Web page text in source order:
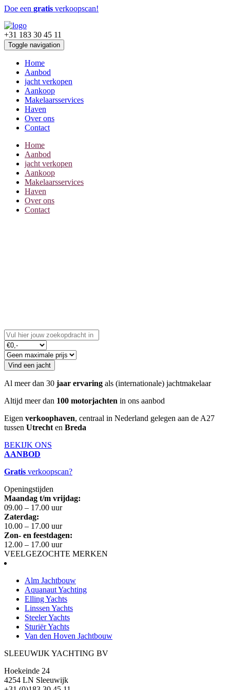
Doe een gratis verkoopscan!
+31 183 30 45 11
Toggle navigation
Home
Aanbod
jacht verkopen
Aankoop
Makelaarsservices
Haven
Over ons
Contact
Home
Aanbod
jacht verkopen
Aankoop
Makelaarsservices
Haven
Over ons
Contact
Vind een jacht
Al meer dan 30 jaar ervaring als (internationale) jachtmakelaar
Altijd meer dan 100 motorjachten in ons aanbod
Eigen verkoophaven, centraal in Nederland gelegen aan de A27
tussen Utrecht en Breda
BEKIJK ONS
AANBOD
Gratis verkoopscan?
Openingstijden
Maandag t/m vrijdag:
09.00 – 17.00 uur
Zaterdag:
10.00 – 17.00 uur
Zon- en feestdagen:
12.00 – 17.00 uur
VEELGEZOCHTE MERKEN
Alm Jachtbouw
Aquanaut Yachting
Elling Yachts
Linssen Yachts
Steeler Yachts
Sturiër Yachts
Van den Hoven Jachtbouw
SLEEUWIJK YACHTING BV
Hoekeinde 24
4254 LN Sleeuwijk